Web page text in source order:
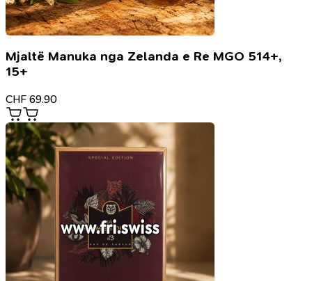
Mjaltë Manuka nga Zelanda e Re MGO 514+,
15+
CHF 69.90